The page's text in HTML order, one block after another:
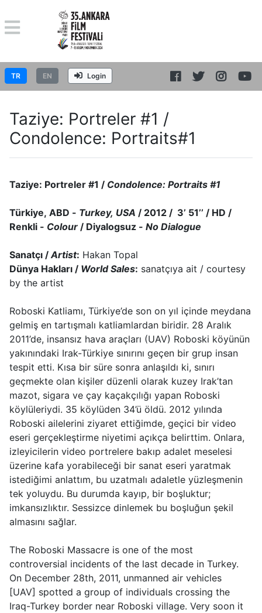
TR EN Login
Taziye: Portreler #1 /
Condolence: Portraits#1
Taziye: Portreler #1 / Condolence: Portraits #1
Türkiye, ABD - Turkey, USA / 2012 / 3’ 51’’ / HD /
Renkli - Colour / Diyalogsuz - No Dialogue
Sanatçı /Artist: Hakan Topal
Dünya Hakları / World Sales: sanatçıya ait / courtesy
by the artist
Roboski Katliamı, Türkiye’de son on yıl içinde meydana
gelmiş en tartışmalı katliamlardan biridir. 28 Aralık
2011’de, insansız hava araçları (UAV) Roboski köyünün
yakınındaki Irak-Türkiye sınırını geçen bir grup insan
tespit etti. Kısa bir süre sonra anlaşıldı ki, sınırı
geçmekte olan kişiler düzenli olarak kuzey Irak’tan
mazot, sigara ve çay kaçakçılığı yapan Roboski
köylüleriydi. 35 köylüden 34’ü öldü. 2012 yılında
Roboski ailelerini ziyaret ettiğimde, geçici bir video
eseri gerçekleştirme niyetimi açıkça belirttim. Onlara,
izleyicilerin video portrelere bakıp adalet meselesi
üzerine kafa yorabileceği bir sanat eseri yaratmak
istediğimi anlattım, bu uzatmalı adaletle yüzleşmenin
tek yoluydu. Bu durumda kayıp, bir boşluktur;
imkansızlıktır. Sessizce dinlemek bu boşluğun şekil
almasını sağlar.
The Roboski Massacre is one of the most
controversial incidents of the last decade in Turkey.
On December 28th, 2011, unmanned air vehicles
[UAV] spotted a group of individuals crossing the
Iraq-Turkey border near Roboski village. Very soon it